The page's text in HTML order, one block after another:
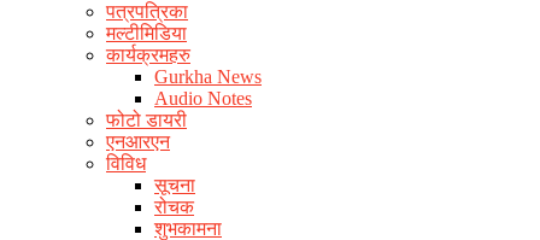
पत्रपत्रिका
मल्टीमिडिया
कार्यक्रमहरु
Gurkha News
Audio Notes
फोटो डायरी
एनआरएन
विविध
सूचना
रोचक
शुभकामना